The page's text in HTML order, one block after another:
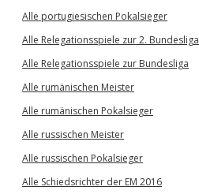
Alle portugiesischen Pokalsieger
Alle Relegationsspiele zur 2. Bundesliga
Alle Relegationsspiele zur Bundesliga
Alle rumänischen Meister
Alle rumänischen Pokalsieger
Alle russischen Meister
Alle russischen Pokalsieger
Alle Schiedsrichter der EM 2016